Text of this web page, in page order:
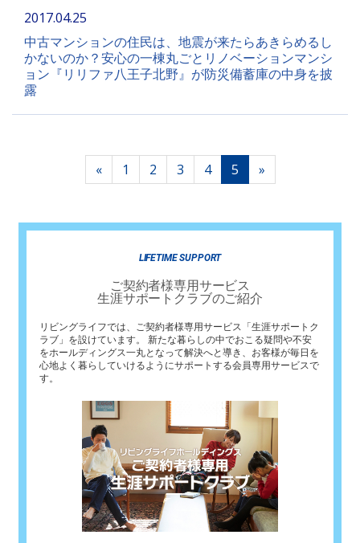
2017.04.25
中古マンションの住民は、地震が来たらあきらめるし
かないのか？安心の一棟丸ごとリノベーションマンシ
ョン『リリファ八王子北野』が防災備蓄庫の中身を披
露
« 1 2 3 4 5 »
LIFETIME SUPPORT
ご契約者様専用サービス
生涯サポートクラブのご紹介
リビングライフでは、ご契約者様専用サービス「生涯サポートク
ラブ」を設けています。 新たな暮らしの中でおこる疑問や不安
をホールディングス一丸となって解決へと導き、お客様が毎日を
心地よく暮らしていけるようにサポートする会員専用サービスで
す。